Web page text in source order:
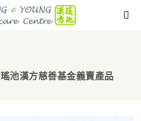
瑤池漢方慈善基金義賣產品